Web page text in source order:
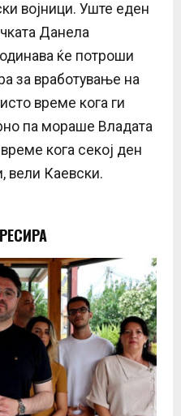
војници. Уште еден
Данела
ќе потроши
за вработување на
време кога ги
па мораше Владата
кога секој ден
вели Каевски.